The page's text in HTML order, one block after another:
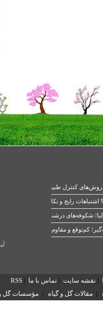
رایج و نکات طلایی
شکوفه‌های درشت در بهار
| نقشه سایت | تماس با ما |
RSS
| مقالات گل و گیاه | مؤسسات گل و